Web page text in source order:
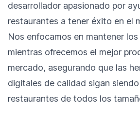
desarrollador apasionado por
restaurantes a tener éxito en el
Nos enfocamos en mantener
mientras ofrecemos el mejor
mercado, asegurando que las
digitales de calidad sigan
restaurantes de todos los